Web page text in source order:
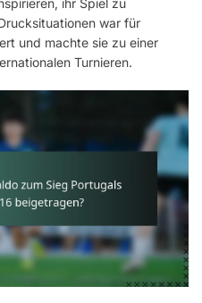
ihr Spiel zu
war für
und machte sie zu einer
Turnieren.